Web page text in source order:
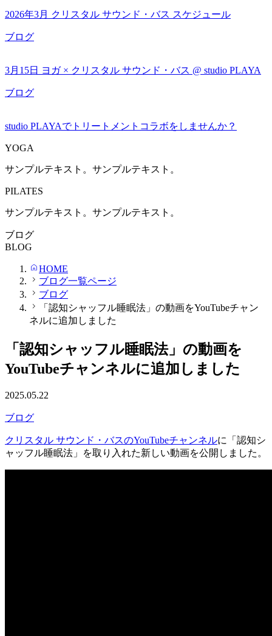
2026年3月 クリスタル サウンド・バス スケジュール
ブログ
3月15日 ヨガ × クリスタル サウンド・バス @ studio PLAYA
ブログ
studio PLAYAでトリートメントコラボをしませんか？
YOGA
サンプルテキスト。サンプルテキスト。
PILATES
サンプルテキスト。サンプルテキスト。
ブログ
BLOG
HOME
ブログ一覧ページ
ブログ
「認知シャッフル睡眠法」の動画をYouTubeチャン
ネルに追加しました
「認知シャッフル睡眠法」の動画を
YouTubeチャンネルに追加しました
2025.05.22
ブログ
クリスタル サウンド・バスのYouTubeチャンネルに「認知シ
ャッフル睡眠法」を取り入れた新しい動画を公開しました。